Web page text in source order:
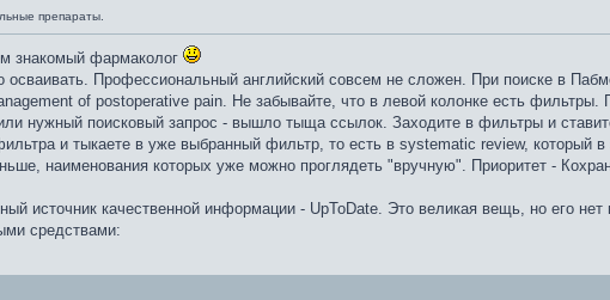
препараты.
знакомый фармаколог
осваивать. Профессиональный английский совсем не сложен. При поиске в
of postoperative pain. Не забывайте, что в левой колонке есть фильтры.
нужный поисковый запрос - вышло тыща ссылок. Заходите в фильтры и
и тыкаете в уже выбранный фильтр, то есть в systematic review, который
наименования которых уже можно проглядеть "вручную". Приоритет -
источник качественной информации - UpToDate. Это великая вещь, но его
средствами: